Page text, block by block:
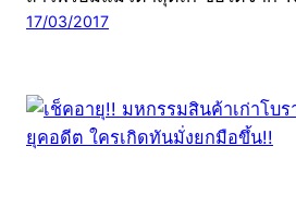
17/03/2017